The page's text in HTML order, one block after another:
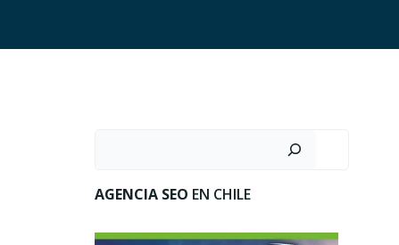
AGENCIA SEO EN CHILE